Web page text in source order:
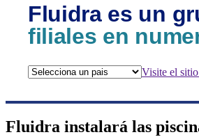
Fluidra es un
filiales en
Visite el
Fluidra instalará las